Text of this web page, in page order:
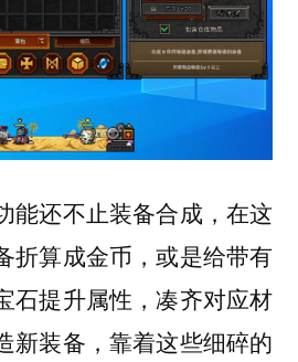
能还不止装备合成，在这
折算成金币，或是给带有
石提升属性，凑齐对应材
新装备，靠着这些细碎的